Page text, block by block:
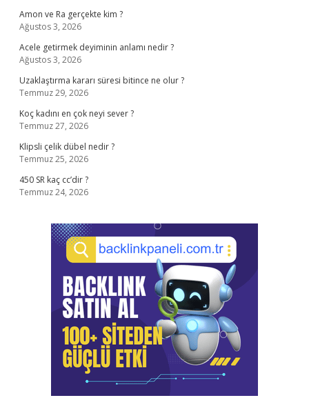
Amon ve Ra gerçekte kim ?
Ağustos 3, 2026
Acele getirmek deyiminin anlamı nedir ?
Ağustos 3, 2026
Uzaklaştırma kararı süresi bitince ne olur ?
Temmuz 29, 2026
Koç kadını en çok neyi sever ?
Temmuz 27, 2026
Klipsli çelik dübel nedir ?
Temmuz 25, 2026
450 SR kaç cc’dir ?
Temmuz 24, 2026